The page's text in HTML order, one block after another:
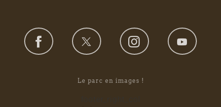
Le parc en images !